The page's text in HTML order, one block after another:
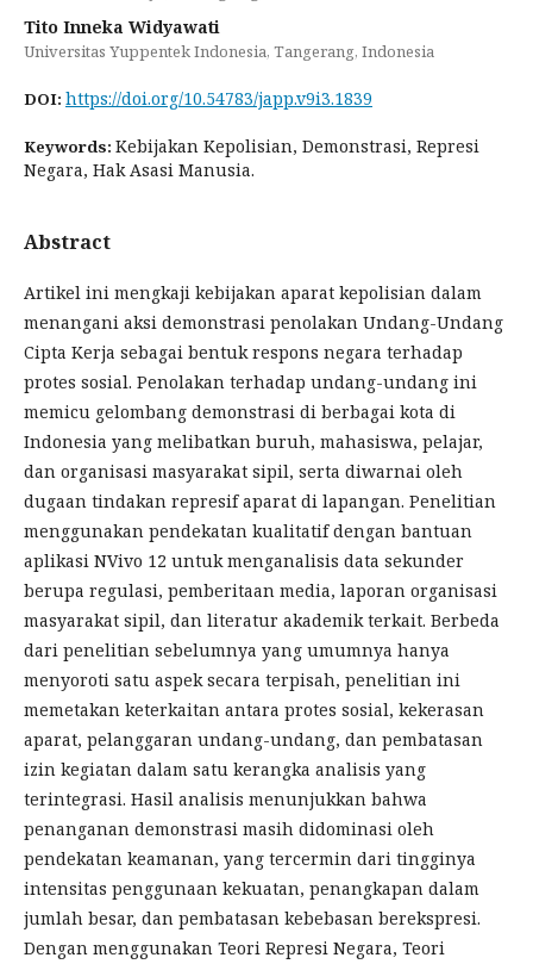
Tito Inneka Widyawati
Universitas Yuppentek Indonesia, Tangerang, Indonesia
DOI: https://doi.org/10.54783/japp.v9i3.1839
Keywords: Kebijakan Kepolisian, Demonstrasi, Represi
Negara, Hak Asasi Manusia.
Abstract
Artikel ini mengkaji kebijakan aparat kepolisian dalam
menangani aksi demonstrasi penolakan Undang-Undang
Cipta Kerja sebagai bentuk respons negara terhadap
protes sosial. Penolakan terhadap undang-undang ini
memicu gelombang demonstrasi di berbagai kota di
Indonesia yang melibatkan buruh, mahasiswa, pelajar,
dan organisasi masyarakat sipil, serta diwarnai oleh
dugaan tindakan represif aparat di lapangan. Penelitian
menggunakan pendekatan kualitatif dengan bantuan
aplikasi NVivo 12 untuk menganalisis data sekunder
berupa regulasi, pemberitaan media, laporan organisasi
masyarakat sipil, dan literatur akademik terkait. Berbeda
dari penelitian sebelumnya yang umumnya hanya
menyoroti satu aspek secara terpisah, penelitian ini
memetakan keterkaitan antara protes sosial, kekerasan
aparat, pelanggaran undang-undang, dan pembatasan
izin kegiatan dalam satu kerangka analisis yang
terintegrasi. Hasil analisis menunjukkan bahwa
penanganan demonstrasi masih didominasi oleh
pendekatan keamanan, yang tercermin dari tingginya
intensitas penggunaan kekuatan, penangkapan dalam
jumlah besar, dan pembatasan kebebasan berekspresi.
Dengan menggunakan Teori Represi Negara, Teori